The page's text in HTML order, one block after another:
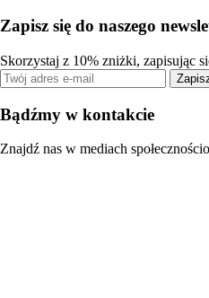
Zapisz się do naszego
Skorzystaj z 10% zniżki, zapisując
Bądźmy w kontakcie
Znajdź nas w mediach